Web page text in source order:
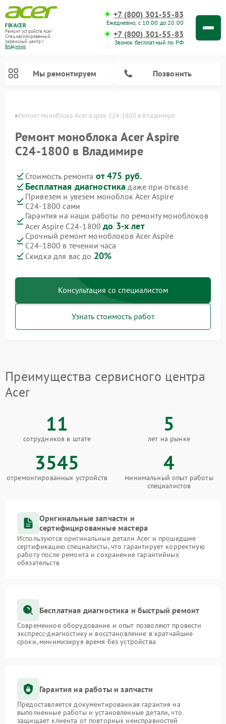
FIX-ACER
Ремонт устройств Acer
Специализированный
cервисный центр г.
Владимир
+7 (800) 301-55-83
Ежедневно, с 10:00 до 20:00
+7 (800) 301-55-83
Звонок бесплатный по РФ
Мы ремонтируем Позвонить
Ремонт моноблока Acer Aspire C24‑1800 в Владимире
Ремонт моноблока Acer Aspire
C24‑1800 в Владимире
Стоимость ремонта от 475 руб.
Бесплатная диагностика даже при отказе
Привезем и увезем моноблок Acer Aspire
C24‑1800 сами
Гарантия на наши работы по ремонту моноблоков
Acer Aspire C24‑1800до 3-х лет
Срочный ремонт моноблоков Acer Aspire
C24‑1800 в течении часа
Скидка для вас до 20%
Консультация со специалистом
Узнать стоимость работ
Преимущества сервисного центра
Acer
11
сотрудников в штате
5
лет на рынке
3545
отремонтированных устройств
4
минимальный опыт работы
специалистов
Оригинальные запчасти и
сертифицированные мастера
Используются оригинальные детали Acer и прошедшие
сертификацию специалисты, что гарантирует корректную
работу после ремонта и сохранение гарантийных
обязательств
Бесплатная диагностика и быстрый ремонт
Современное оборудование и опыт позволяют провести
экспресс-диагностику и восстановление в кратчайшие
сроки, минимизируя время без устройства
Гарантия на работы и запчасти
Предоставляется документированная гарантия на
выполненные работы и установленные детали, что
защищает клиента от повторных неисправностей